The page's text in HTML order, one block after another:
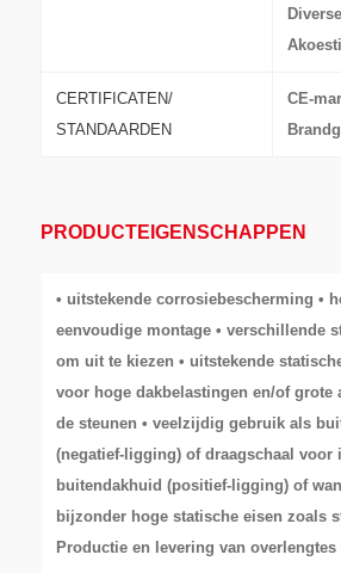
CERTIFICATEN/
STANDAARDEN
CE-
PRODUCTEIGENSCHAPPEN
• uitstekende corrosiebescherming •
eenvoudige montage • verschillende
om uit te kiezen • uitstekende
voor hoge dakbelastingen en/of grote
de steunen • veelzijdig gebruik als
(negatief-ligging) of draagschaal voor
buitendakhuid (positief-ligging) of
bijzonder hoge statische eisen zoals
Productie en levering van